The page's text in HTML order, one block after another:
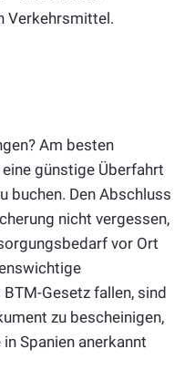
Verkehrsmittel.
Am besten
günstige Überfahrt
buchen. Den Abschluss
nicht vergessen,
vor Ort
Gesetz fallen, sind
zu bescheinigen,
Spanien anerkannt